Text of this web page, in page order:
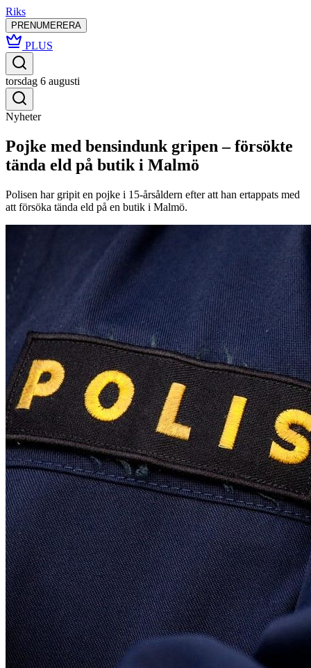
Riks
PRENUMERERA
PLUS
torsdag 6 augusti
Nyheter
Pojke med bensindunk gripen – försökte
tända eld på butik i Malmö
Polisen har gripit en pojke i 15-årsåldern efter att han ertappats med
att försöka tända eld på en butik i Malmö.